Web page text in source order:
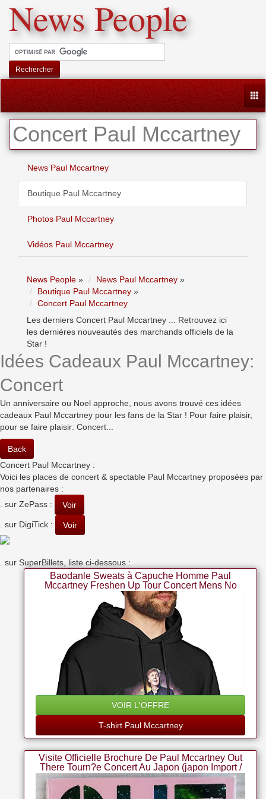
News People
Rechercher
Concert Paul Mccartney
News Paul Mccartney
Boutique Paul Mccartney
Photos Paul Mccartney
Vidéos Paul Mccartney
News People » News Paul Mccartney »
Boutique Paul Mccartney »
Concert Paul Mccartney
Les derniers Concert Paul Mccartney ... Retrouvez ici
les dernières nouveautés des marchands officiels de la
Star !
Idées Cadeaux Paul Mccartney:
Concert
Un anniversaire ou Noel approche, nous avons trouvé ces idées
cadeaux Paul Mccartney pour les fans de la Star ! Pour faire plaisir,
pour se faire plaisir: Concert...
Back
Concert Paul Mccartney :
Voici les places de concert & spectable Paul Mccartney proposées par
nos partenaires :
. sur ZePass :
Voir
. sur DigiTick : Voir
. sur SuperBillets, liste ci-dessous :
Baodanle Sweats à Capuche Homme Paul
Mccartney Freshen Up Tour Concert Mens No
Pocket Pullover Hooded Sweatshirt Casual Top
VOIR L'OFFRE
T-shirt Paul Mccartney
Visite Officielle Brochure De Paul Mccartney Out
There Tourn?e Concert Au Japon (japon Import /
Le Paquet Et Le Manuel Sont ?crites En
Japonais)